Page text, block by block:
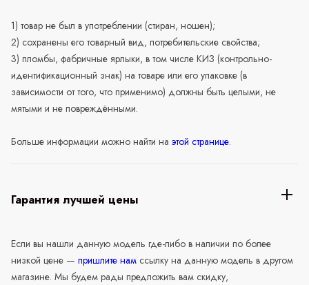
1) товар не был в употреблении (стиран, ношен);
2) сохранены его товарный вид, потребительские свойства;
3) пломбы, фабричные ярлыки, в том числе КИЗ (контрольно-
идентификационный знак) на товаре или его упаковке (в
зависимости от того, что применимо) должны быть целыми, не
мятыми и не повреждёнными.
Больше информации можно найти на этой странице.
Гарантия лучшей цены
Если вы нашли данную модель где-либо в наличии по более
низкой цене — пришлите нам ссылку на данную модель в другом
магазине. Мы будем рады предложить вам скидку,